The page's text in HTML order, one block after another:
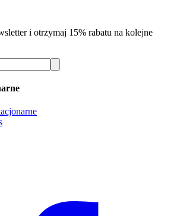
i otrzymaj 15% rabatu na kolejne